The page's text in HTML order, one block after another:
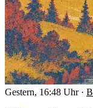
Gestern, 16:48 Uhr ·